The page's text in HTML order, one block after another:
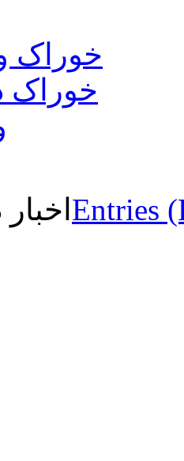
خوراک
خوراک
Entries